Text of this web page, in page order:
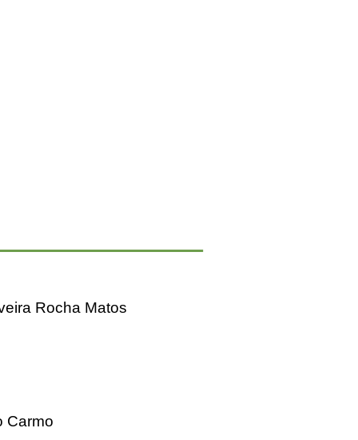
Rocha Matos
Carmo